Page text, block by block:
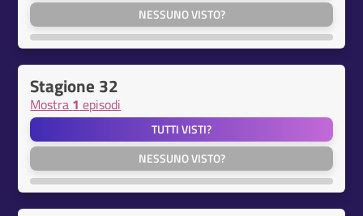
NESSUNO VISTO?
Stagione 32
Mostra 1 episodi
TUTTI VISTI?
NESSUNO VISTO?